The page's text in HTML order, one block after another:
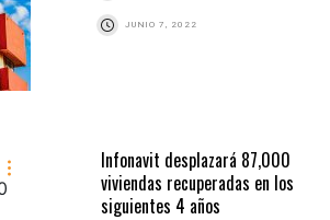
JUNIO 7, 2022
Infonavit desplazará 87,000
viviendas recuperadas en los
siguientes 4 años